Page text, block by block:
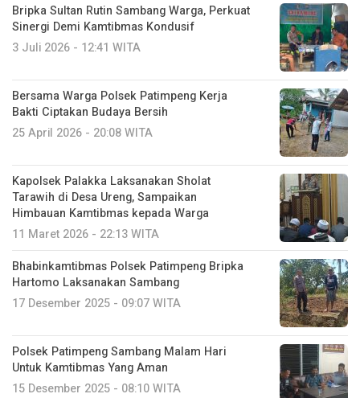
Bripka Sultan Rutin Sambang Warga, Perkuat
Sinergi Demi Kamtibmas Kondusif
3 Juli 2026 - 12:41 WITA
Bersama Warga Polsek Patimpeng Kerja
Bakti Ciptakan Budaya Bersih
25 April 2026 - 20:08 WITA
‎Kapolsek Palakka Laksanakan Sholat
Tarawih di Desa Ureng, Sampaikan
Himbauan Kamtibmas kepada Warga
11 Maret 2026 - 22:13 WITA
Bhabinkamtibmas Polsek Patimpeng Bripka
Hartomo Laksanakan Sambang
17 Desember 2025 - 09:07 WITA
Polsek Patimpeng Sambang Malam Hari
Untuk Kamtibmas Yang Aman
15 Desember 2025 - 08:10 WITA